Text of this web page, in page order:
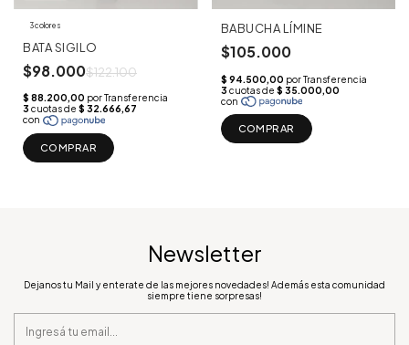
3 colores
BATA SIGILO
$98.000$122.100
COMPRAR
BABUCHA LÍMINE
$105.000
COMPRAR
Newsletter
Dejanos tu Mail y enterate de las mejores novedades! Además esta comunidad
siempre tiene sorpresas!